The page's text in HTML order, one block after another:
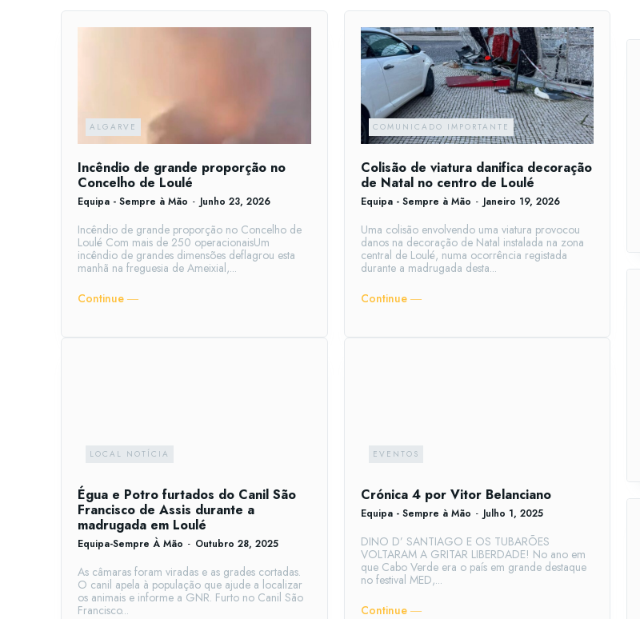
ALGARVE
Incêndio de grande proporção no
Concelho de Loulé
Equipa - Sempre à Mão - Junho 23, 2026
Incêndio de grande proporção no Concelho de
Loulé Com mais de 250 operacionaisUm
incêndio de grandes dimensões deflagrou esta
manhã na freguesia de Ameixial,...
Continue ―
COMUNICADO IMPORTANTE
Colisão de viatura danifica decoração
de Natal no centro de Loulé
Equipa - Sempre à Mão - Janeiro 19, 2026
Uma colisão envolvendo uma viatura provocou
danos na decoração de Natal instalada na zona
central de Loulé, numa ocorrência registada
durante a madrugada desta...
Continue ―
LOCAL NOTÍCIA
Égua e Potro furtados do Canil São
Francisco de Assis durante a
madrugada em Loulé
Equipa-Sempre À Mão - Outubro 28, 2025
As câmaras foram viradas e as grades cortadas.
O canil apela à população que ajude a localizar
os animais e informe a GNR. Furto no Canil São
Francisco...
EVENTOS
Crónica 4 por Vitor Belanciano
Equipa - Sempre à Mão - Julho 1, 2025
DINO D’ SANTIAGO E OS TUBARÕES
VOLTARAM A GRITAR LIBERDADE! No ano em
que Cabo Verde era o país em grande destaque
no festival MED,...
Continue ―